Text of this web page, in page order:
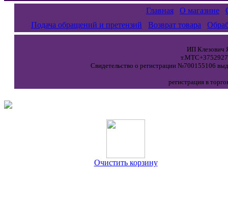
Главная О магазине
Подача обращений и претензий
Возврат товара
ИП Клезович
Свидетельство о регистрации №700155106
регистрация в
Очистить корзину